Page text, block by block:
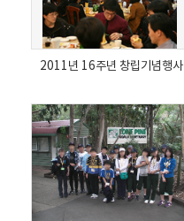
2011년 16주년 창립기념행사